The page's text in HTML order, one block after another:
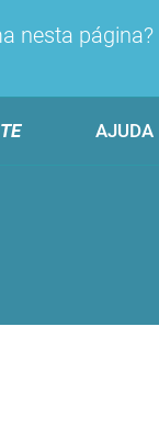
nesta página?
AJUDA